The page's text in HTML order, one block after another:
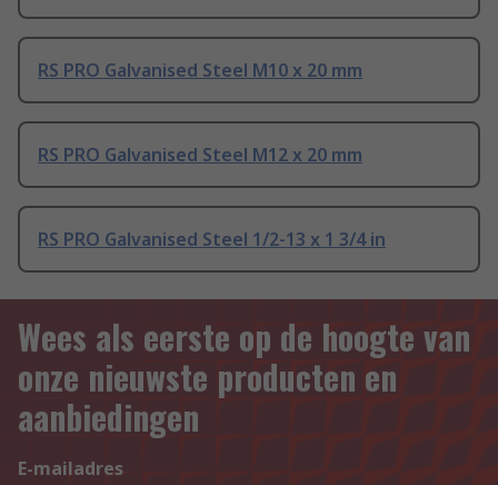
RS PRO Galvanised Steel M10 x 20 mm
RS PRO Galvanised Steel M12 x 20 mm
RS PRO Galvanised Steel 1/2-13 x 1 3/4 in
Wees als eerste op de hoogte van
onze nieuwste producten en
aanbiedingen
E-mailadres